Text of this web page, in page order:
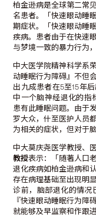
柏金逊病是全球第二常
名患者。「快速眼动睡
期症状。「快速眼动睡
疾病。患者由于在快速
与梦境一致的暴力行为
中大医学院精神科学系
动睡眠行为障碍』不但
出九成患者在5至15年
中一个脑神经退化的指
患有此睡眠问题。由于
罗大众，什至医护人员
为相关的症状，但对于
中大莫庆尧医学教授、
教授表示：「随著人口
退化疾病如柏金逊病和
存在病理基础至出现明
诊前，脑部退化的情况
『快速眼动睡眠行为障
就能够及早监察和作跟